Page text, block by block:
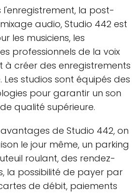
l'enregistrement, la post-
audio, Studio 442 est
les musiciens, les
professionnels de la voix
à créer des enregistrements
studios sont équipés des
pour garantir un son
qualité supérieure.
de Studio 442, on
le jour même, un parking
roulant, des rendez-
la possibilité de payer par
de débit, paiements